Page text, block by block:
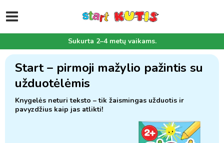
Sukurta 2–4 ​​metų vaikams.
Start – pirmoji mažylio pažintis su
užduotėlėmis
Knygelės neturi teksto – tik žaismingas užduotis ir
pavyzdžius kaip jas atlikti!